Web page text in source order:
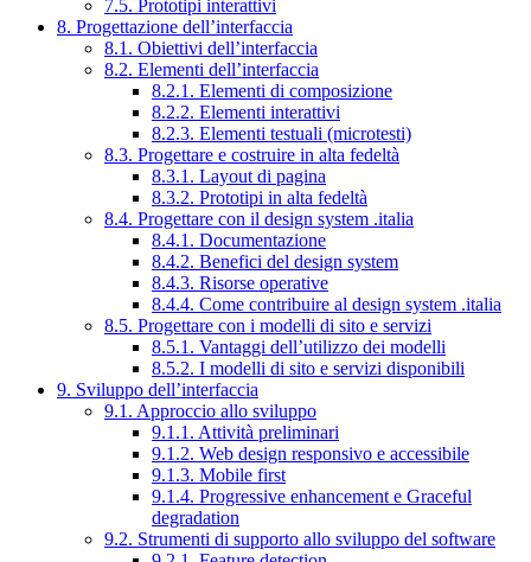
7.5. Prototipi interattivi
8. Progettazione dell’interfaccia
8.1. Obiettivi dell’interfaccia
8.2. Elementi dell’interfaccia
8.2.1. Elementi di composizione
8.2.2. Elementi interattivi
8.2.3. Elementi testuali (microtesti)
8.3. Progettare e costruire in alta fedeltà
8.3.1. Layout di pagina
8.3.2. Prototipi in alta fedeltà
8.4. Progettare con il design system .italia
8.4.1. Documentazione
8.4.2. Benefici del design system
8.4.3. Risorse operative
8.4.4. Come contribuire al design system .italia
8.5. Progettare con i modelli di sito e servizi
8.5.1. Vantaggi dell’utilizzo dei modelli
8.5.2. I modelli di sito e servizi disponibili
9. Sviluppo dell’interfaccia
9.1. Approccio allo sviluppo
9.1.1. Attività preliminari
9.1.2. Web design responsivo e accessibile
9.1.3. Mobile first
9.1.4. Progressive enhancement e Graceful
degradation
9.2. Strumenti di supporto allo sviluppo del software